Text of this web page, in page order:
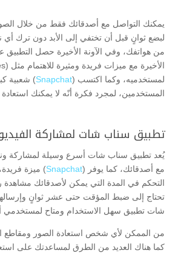
يمكنك التواصل مع أصدقائك فقط من خلال
لبضع ثوانٍ قبل أن تختفي إلى الأبد دون ترك أي
من هواتفك، وفي الآونة الأخيرة حصل التطبيق
لمستخدميه، وكما اكتسب (Snapchat) شعبية
المستخدمين، لمجرد فكرة أنّه لا يمكنك
تطبيق سناب شات لمشاركة
يُعد تطبيق سناب شات أسرع وسيلة لمشاركة
مع أصدقائك، كما يوفر (Snapchat) ميزة
التحكم في المدة التي يمكن لأصدقائك مشاهدة
تحتاج إلى ضبط المؤقت حتى عشر ثوانٍ
شات تطبيق سهل الاستخدام ومتاح لمستخدمي
من الممكن لأي شخص استعادة الصور ومقاطع
كما هناك العديد من الطرق لمساعدتك على